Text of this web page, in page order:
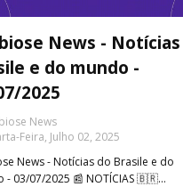
News -
e do mundo -
2025
News
Feira, Julho 02, 2025
News - Notícias do Brasile e do
- 03/07/2025 📰 NOTÍCIAS 🇧🇷…